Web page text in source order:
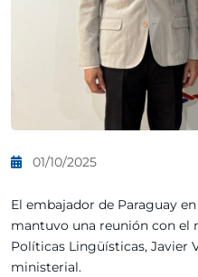
01/10/2025
El embajador de Paraguay
mantuvo una reunión con el
Políticas Lingüísticas, Javier
ministerial.